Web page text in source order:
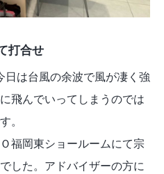
打合せ
は台風の余波で風が凄く強
飛んでいってしまうのでは
。
福岡東ショールームにて宗
した。アドバイザーの方に